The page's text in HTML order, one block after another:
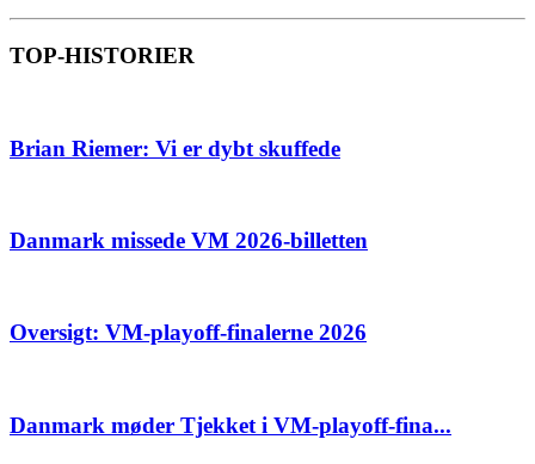
TOP-HISTORIER
Brian Riemer: Vi er dybt skuffede
Danmark missede VM 2026-billetten
Oversigt: VM-playoff-finalerne 2026
Danmark møder Tjekket i VM-playoff-fina...